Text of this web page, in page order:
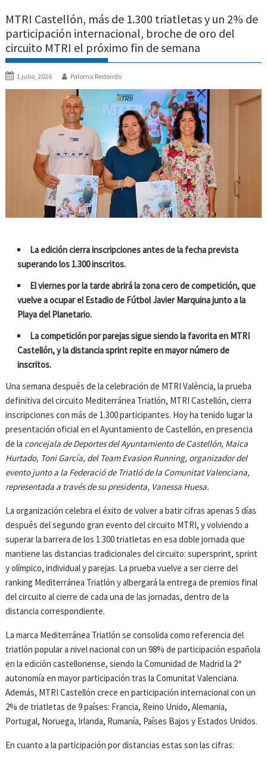
MTRI Castellón, más de 1.300 triatletas y un 2% de
participación internacional, broche de oro del
circuito MTRI el próximo fin de semana
1 julio, 2026 Paloma Redondo
La edición cierra inscripciones antes de la fecha prevista
superando los 1.300 inscritos.
El viernes por la tarde abrirá la zona cero de competición, que
vuelve a ocupar el Estadio de Fútbol Javier Marquina junto a la
Playa del Planetario.
La competición por parejas sigue siendo la favorita en MTRI
Castellón, y la distancia sprint repite en mayor número de
inscritos.
Una semana después de la celebración de MTRI València, la prueba
definitiva del circuito Mediterránea Triatlón, MTRI Castellón, cierra
inscripciones con más de 1.300 participantes. Hoy ha tenido lugar la
presentación oficial en el Ayuntamiento de Castellón, en presencia
de la concejala de Deportes del Ayuntamiento de Castellón, Maica
Hurtado, Toni García, del Team Evasion Running, organizador del
evento junto a la Federació de Triatló de la Comunitat Valenciana,
representada a través de su presidenta, Vanessa Huesa.
La organización celebra el éxito de volver a batir cifras apenas 5 días
después del segundo gran evento del circuito MTRI, y volviendo a
superar la barrera de los 1.300 triatletas en esa doble jornada que
mantiene las distancias tradicionales del circuito: supersprint, sprint
y olímpico, individual y parejas. La prueba vuelve a ser cierre del
ranking Mediterránea Triatlón y albergará la entrega de premios final
del circuito al cierre de cada una de las jornadas, dentro de la
distancia correspondiente.
La marca Mediterránea Triatlón se consolida como referencia del
triatlón popular a nivel nacional con un 98% de participación española
en la edición castellonense, siendo la Comunidad de Madrid la 2ª
autonomía en mayor participación tras la Comunitat Valenciana.
Además, MTRI Castellón crece en participación internacional con un
2% de triatletas de 9 países: Francia, Reino Unido, Alemania,
Portugal, Noruega, Irlanda, Rumanía, Países Bajos y Estados Unidos.
En cuanto a la participación por distancias estas son las cifras: